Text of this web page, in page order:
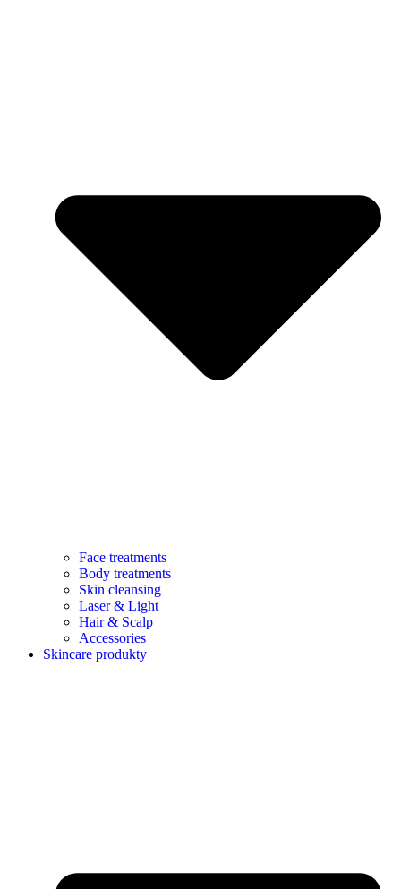
Face treatments
Body treatments
Skin cleansing
Laser & Light
Hair & Scalp
Accessories
Skincare produkty